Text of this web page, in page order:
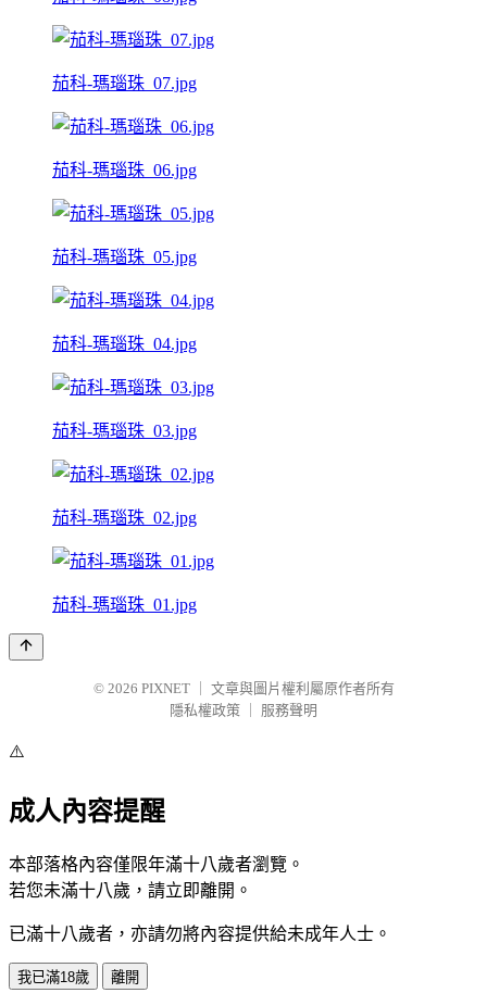
茄科-瑪瑙珠_07.jpg
茄科-瑪瑙珠_06.jpg
茄科-瑪瑙珠_05.jpg
茄科-瑪瑙珠_04.jpg
茄科-瑪瑙珠_03.jpg
茄科-瑪瑙珠_02.jpg
茄科-瑪瑙珠_01.jpg
© 2026 PIXNET
文章與圖片權利屬原作者所有
隱私權政策
服務聲明
⚠️
成人內容提醒
本部落格內容僅限年滿十八歲者瀏覽。
若您未滿十八歲，請立即離開。
已滿十八歲者，亦請勿將內容提供給未成年人士。
我已滿18歲 離開